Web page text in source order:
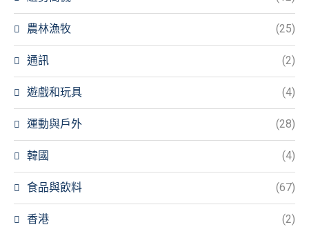
農林漁牧 (25)
通訊 (2)
遊戲和玩具 (4)
運動與戶外 (28)
韓國 (4)
食品與飲料 (67)
香港 (2)